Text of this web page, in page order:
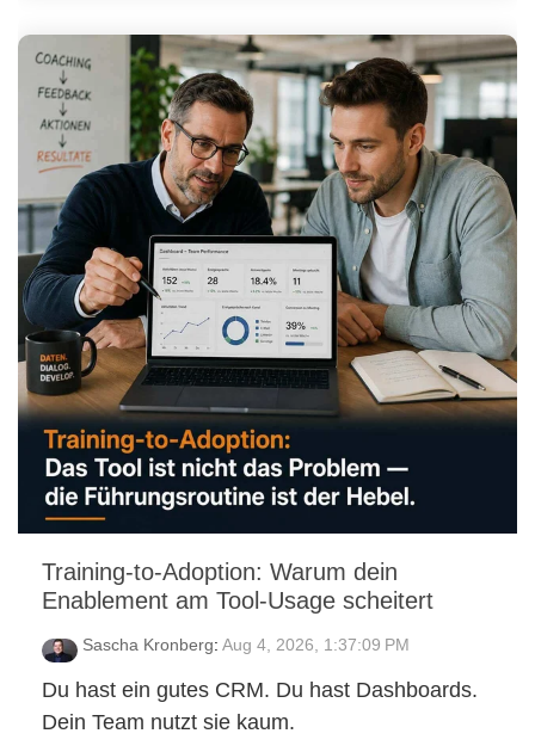
Training-to-Adoption: Warum dein
Enablement am Tool-Usage scheitert
Sascha Kronberg: Aug 4, 2026, 1:37:09 PM
Du hast ein gutes CRM. Du hast Dashboards.
Dein Team nutzt sie kaum.